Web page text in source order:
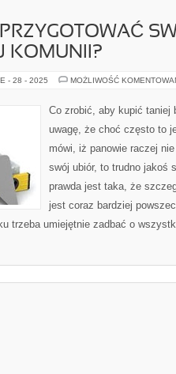
KOMUNII?
- 28 - 2025 MOŻLIWOŚĆ
Co zrobić, aby kupić taniej
uwagę, że choć często to
mówi, iż panowie raczej
swój ubiór, to trudno jakoś
prawda jest taka, że
jest coraz bardziej
trzeba umiejętnie zadbać o